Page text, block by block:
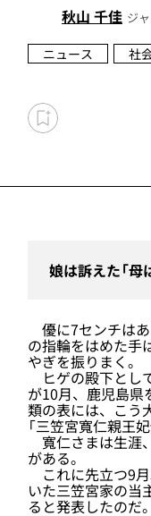
秋山 千佳 ジ
ニュース 社
娘は訴えた「
優に7センチは
の指輪をはめた手
やぎを振りまく。
ヒゲの殿下とし
が10月、鹿児島県
類の表には、こう
「三笠宮寬仁親王
寬仁さまは生涯
がある。
これに先立つ9月
いた三笠宮家の当
ると発表したのだ。